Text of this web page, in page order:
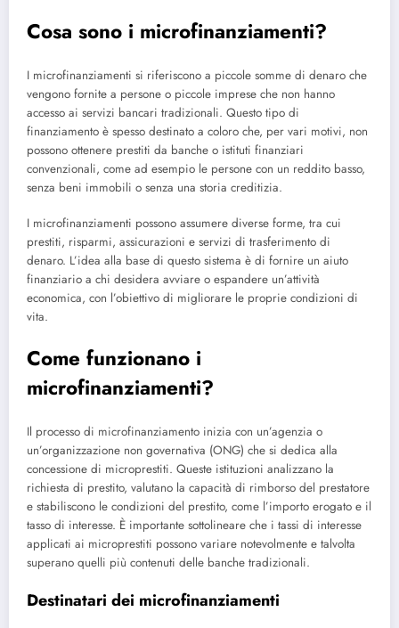
Cosa sono i microfinanziamenti?
I microfinanziamenti si riferiscono a piccole somme di denaro che
vengono fornite a persone o piccole imprese che non hanno
accesso ai servizi bancari tradizionali. Questo tipo di
finanziamento è spesso destinato a coloro che, per vari motivi, non
possono ottenere prestiti da banche o istituti finanziari
convenzionali, come ad esempio le persone con un reddito basso,
senza beni immobili o senza una storia creditizia.
I microfinanziamenti possono assumere diverse forme, tra cui
prestiti, risparmi, assicurazioni e servizi di trasferimento di
denaro. L’idea alla base di questo sistema è di fornire un aiuto
finanziario a chi desidera avviare o espandere un’attività
economica, con l’obiettivo di migliorare le proprie condizioni di
vita.
Come funzionano i
microfinanziamenti?
Il processo di microfinanziamento inizia con un’agenzia o
un’organizzazione non governativa (ONG) che si dedica alla
concessione di microprestiti. Queste istituzioni analizzano la
richiesta di prestito, valutano la capacità di rimborso del prestatore
e stabiliscono le condizioni del prestito, come l’importo erogato e il
tasso di interesse. È importante sottolineare che i tassi di interesse
applicati ai microprestiti possono variare notevolmente e talvolta
superano quelli più contenuti delle banche tradizionali.
Destinatari dei microfinanziamenti